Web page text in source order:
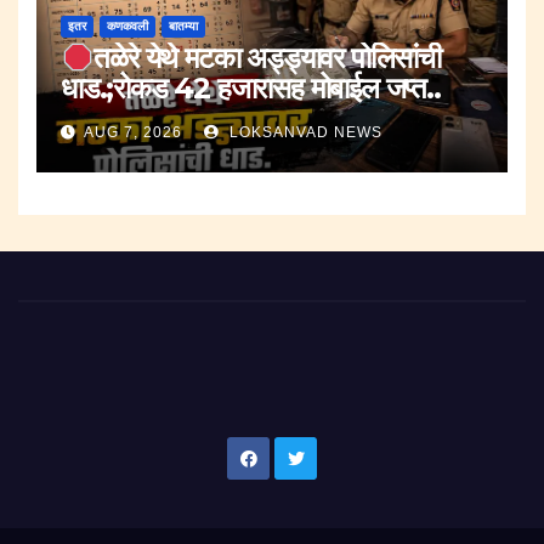
इतर कणकवली बातम्या
तळेरे येथे मटका अड्ड्यावर पोलिसांची
धाड.;रोकड 42 हजारासह मोबाईल जप्त..
AUG 7, 2026 LOKSANVAD NEWS